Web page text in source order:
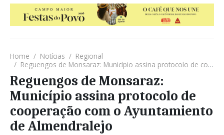
Home Notícias
Regional
Reguengos de Monsaraz: Município assina protocolo de cooperação com o Ayuntamiento de Almendralejo
Reguengos de Monsaraz:
Município assina protocolo de
cooperação com o Ayuntamiento
de Almendralejo